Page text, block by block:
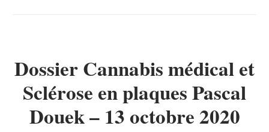
Dossier Cannabis médical et
Sclérose en plaques Pascal
Douek – 13 octobre 2020